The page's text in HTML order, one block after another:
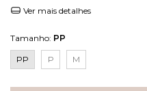
Ver mais detalhes
Tamanho: PP
PP P M